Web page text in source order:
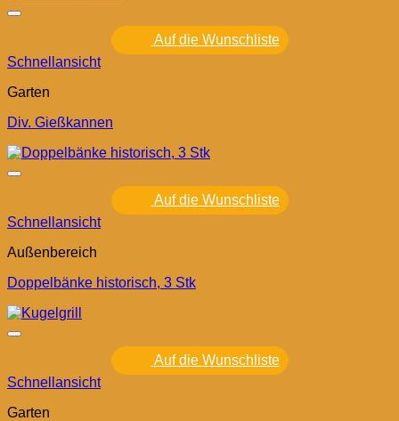
Auf die Wunschliste
Schnellansicht
Garten
Div. Gießkannen
Auf die Wunschliste
Schnellansicht
Außenbereich
Doppelbänke historisch, 3 Stk
Auf die Wunschliste
Schnellansicht
Garten